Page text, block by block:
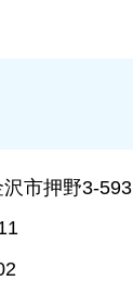
市押野3-593